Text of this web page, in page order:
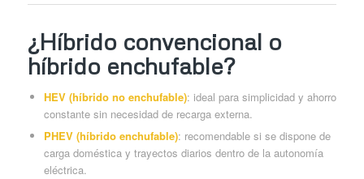
¿Híbrido convencional o
híbrido enchufable?
HEV (híbrido no enchufable): ideal para simplicidad y ahorro
constante sin necesidad de recarga externa.
PHEV (híbrido enchufable): recomendable si se dispone de
carga doméstica y trayectos diarios dentro de la autonomía
eléctrica.